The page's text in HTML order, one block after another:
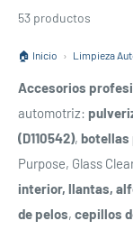
53 productos
🏠 Inicio › Limpieza
Accesorios
automotriz:
(D110542), botellas
Purpose, Glass
interior, llantas,
de pelos, cepillos